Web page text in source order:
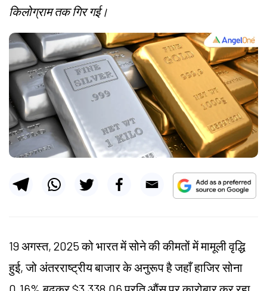
किलोग्राम तक गिर गई।
19 अगस्त, 2025 को भारत में सोने की कीमतों में मामूली वृद्धि
हुई, जो अंतरराष्ट्रीय बाजार के अनुरूप है जहाँ हाजिर सोना